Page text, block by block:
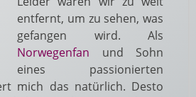
entfernt, um zu sehen, was
gefangen wird. Als
Norwegenfan und Sohn
eines passionierten
mich das natürlich. Desto